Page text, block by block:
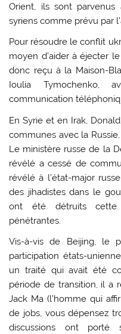
Orient, ils sont
syriens comme prévu par
Pour résoudre le conflit
moyen d’aider à éjecter
donc reçu à la Maison-
Ioulia Tymochenko,
communication
En Syrie et en Irak,
communes avec la
Le ministère russe de la
révélé a cessé de
révélé à l’état-major
des jihadistes dans le
ont été détruits cette
pénétrantes.
Vis-à-vis de Beijing, le
participation états-
un traité qui avait été
période de transition, il a
Jack Ma (l’homme qui
de jobs, vous dépensez
discussions ont porté